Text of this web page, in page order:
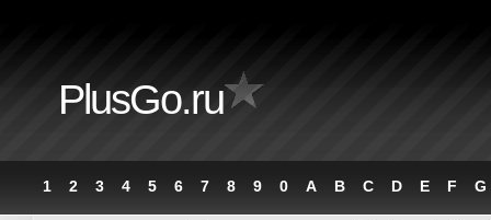
PlusGo.ru
1 2 3 4 5 6 7 8 9 0 A B C D E F G